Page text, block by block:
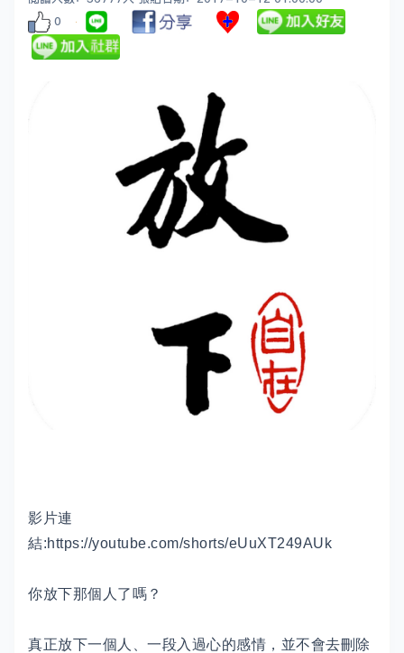
0
影片連
結:https://youtube.com/shorts/eUuXT249AUk
你放下那個人了嗎？
真正放下一個人、一段入過心的感情，並不會去刪除